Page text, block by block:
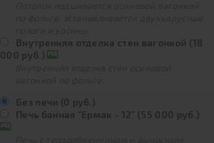
Внутренняя отделка стен вагонкой (18
000 руб.)
Без печи (0 руб.)
Печь банная "Ермак - 12" (55 000 руб.)